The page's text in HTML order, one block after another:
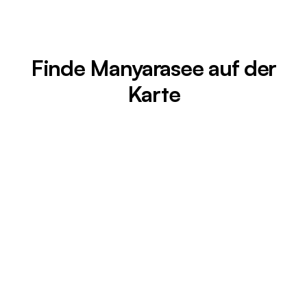
Finde Manyarasee auf der
Karte